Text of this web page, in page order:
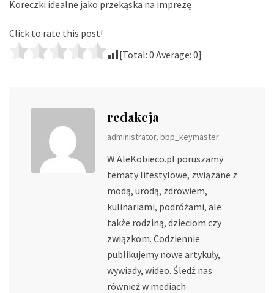
Koreczki idealne jako przekąska na imprezę
Click to rate this post!
[Total: 0 Average: 0]
redakcja
administrator, bbp_keymaster
W AleKobieco.pl poruszamy
tematy lifestylowe, związane z
modą, urodą, zdrowiem,
kulinariami, podróżami, ale
także rodziną, dzieciom czy
związkom. Codziennie
publikujemy nowe artykuły,
wywiady, wideo. Śledź nas
również w mediach